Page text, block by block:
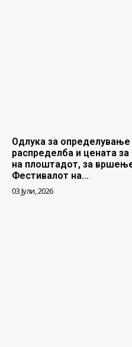
Одлука за определување
распределба и цената
на плоштадот, за
Фестивалот на...
03 Јули, 2026